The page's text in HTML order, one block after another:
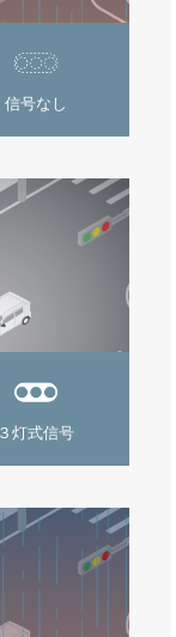
信号なし
３灯式信号